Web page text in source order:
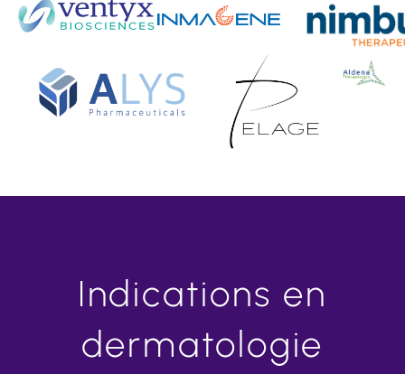
Indications en
dermatologie